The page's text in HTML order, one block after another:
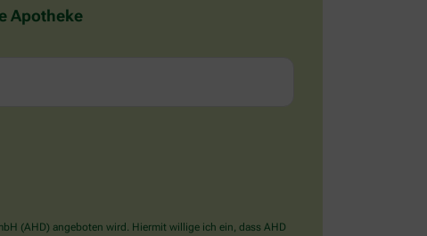
Apotheke
(AHD) angeboten wird. Hiermit willige ich ein, dass AHD